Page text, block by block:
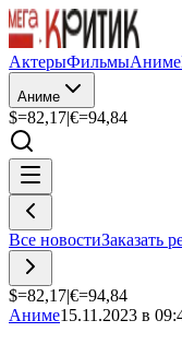
АктерыФильмыАниме
Аниме
$=82,17|€=94,84
Все новостиЗаказать
$=82,17|€=94,84
Аниме15.11.2023 в